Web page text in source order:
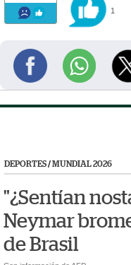
1
DEPORTES/MUNDIAL 2026
"¿Sentían
Neymar
de Brasil